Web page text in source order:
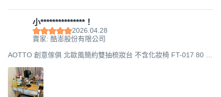
小***************！
2026.04.28
賣家: 酷澎股份有限公司
AOTTO 創意傢俱 北歐風簡約雙抽梳妝台 不含化妝椅 FT-017 80 x